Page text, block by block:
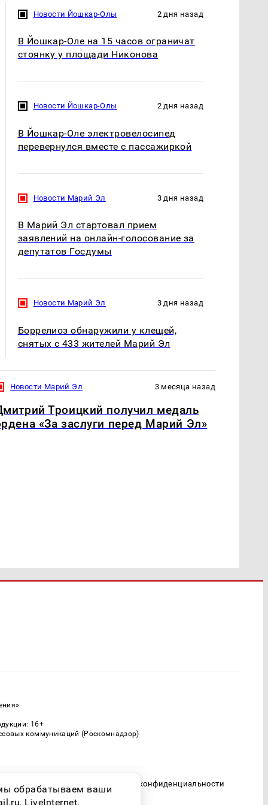
Новости Йошкар-Олы 2 дня назад
В Йошкар-Оле на 15 часов ограничат
стоянку у площади Никонова
Новости Йошкар-Олы 2 дня назад
В Йошкар-Оле электровелосипед
перевернулся вместе с пассажиркой
Новости Марий Эл 3 дня назад
В Марий Эл стартовал прием
заявлений на онлайн-голосование за
депутатов Госдумы
Новости Марий Эл 3 дня назад
Боррелиоз обнаружили у клещей,
снятых с 433 жителей Марий Эл
Новости Марий Эл 3 месяца назад
Троицкий получил медаль
«За заслуги перед Марий Эл»
16+
коммуникаций (Роскомнадзор)
Политика конфиденциальности
обрабатываем ваши
LiveInternet.